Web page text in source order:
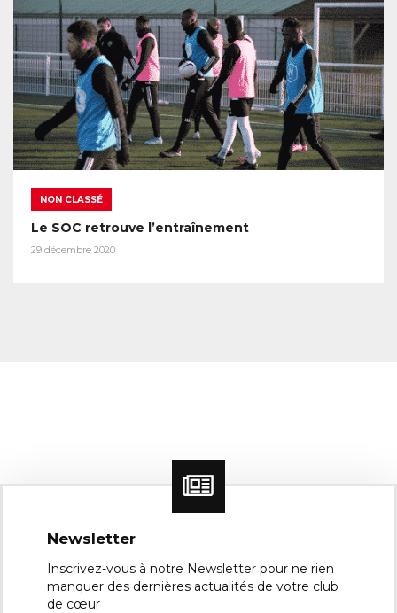
NON CLASSÉ
Le SOC retrouve l’entraînement
29 décembre 2020
Newsletter
Inscrivez-vous à notre Newsletter pour ne rien
manquer des dernières actualités de votre club
de cœur